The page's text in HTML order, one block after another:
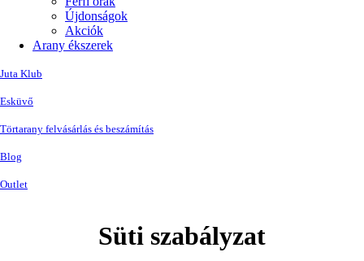
Újdonságok
Akciók
Arany ékszerek
Juta Klub
Esküvő
Törtarany felvásárlás és beszámítás
Blog
Outlet
Süti szabályzat